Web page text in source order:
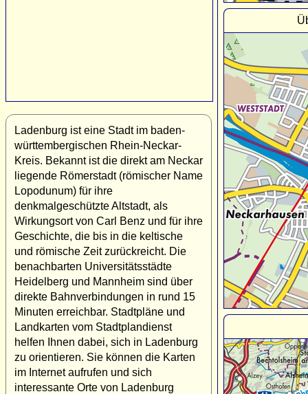
Ladenburg ist eine Stadt im baden-
württembergischen Rhein-Neckar-
Kreis. Bekannt ist die direkt am Neckar
liegende Römerstadt (römischer Name
Lopodunum) für ihre
denkmalgeschützte Altstadt, als
Wirkungsort von Carl Benz und für ihre
Geschichte, die bis in die keltische
und römische Zeit zurückreicht. Die
benachbarten Universitätsstädte
Heidelberg und Mannheim sind über
direkte Bahnverbindungen in rund 15
Minuten erreichbar. Stadtpläne und
Landkarten vom Stadtplandienst
helfen Ihnen dabei, sich in Ladenburg
zu orientieren. Sie können die Karten
im Internet aufrufen und sich
interessante Orte von Ladenburg